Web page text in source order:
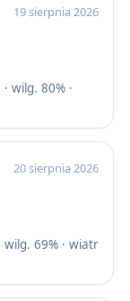
19 sierpnia 2026
wilg. 80% ·
20 sierpnia 2026
69% · wiatr